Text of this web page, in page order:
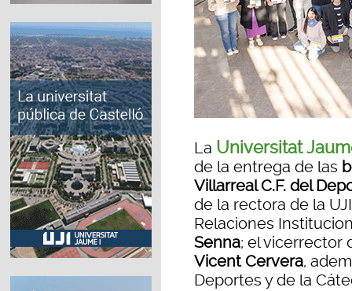
La Universitat
de la entrega de las
Villarreal C.F. del
de la rectora de la
Relaciones
Senna; el vicerrector
Vicent Cervera,
Deportes y de la